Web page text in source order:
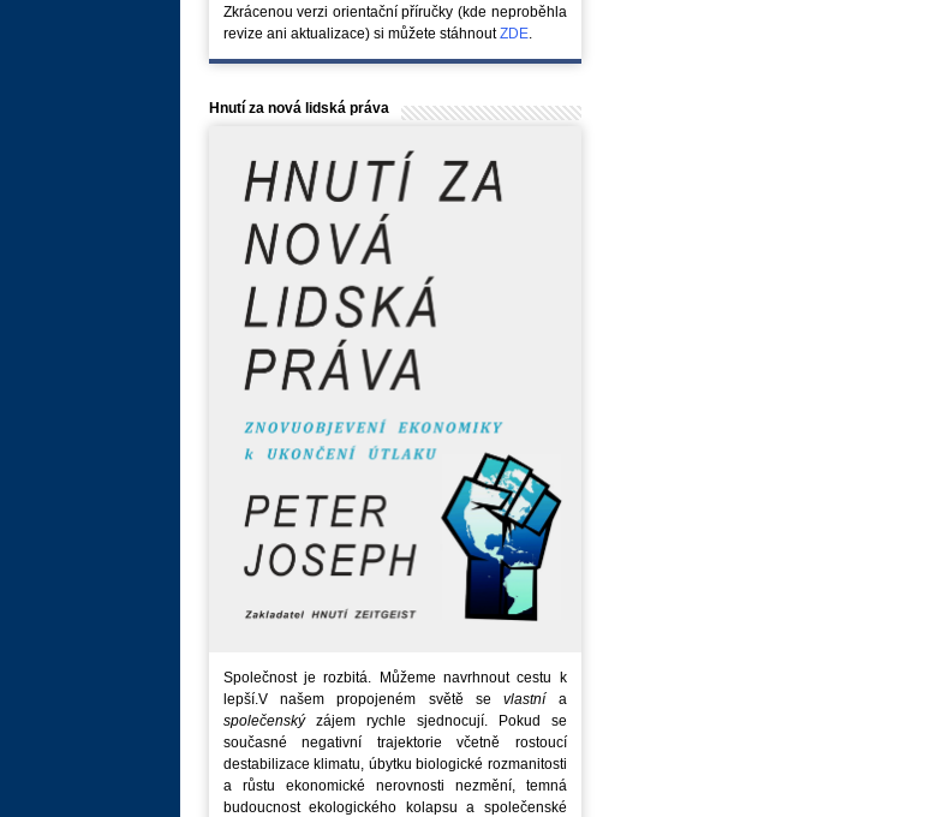
Zkrácenou verzi orientační příručky (kde neproběhla
revize ani aktualizace) si můžete stáhnoutZDE.
Hnutí za nová lidská práva
Společnost je rozbitá. Můžeme navrhnout cestu k
lepší.V našem propojeném světě sevlastnía
společenskýzájem rychle sjednocují. Pokud se
současné negativní trajektorie včetně rostoucí
destabilizace klimatu, úbytku biologické rozmanitosti
a růstu ekonomické nerovnosti nezmění, temná
budoucnost ekologického kolapsu a společenské